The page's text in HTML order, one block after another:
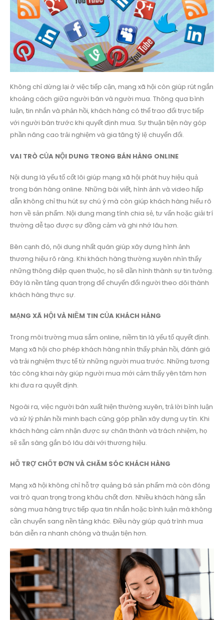
Không chỉ dừng lại ở việc tiếp cận, mạng xã hội còn giúp rút ngắn
khoảng cách giữa người bán và người mua. Thông qua bình
luận, tin nhắn và phản hồi, khách hàng có thể trao đổi trực tiếp
với người bán trước khi quyết định mua. Sự thuận tiện này góp
phần nâng cao trải nghiệm và gia tăng tỷ lệ chuyển đổi.
VAI TRÒ CỦA NỘI DUNG TRONG BÁN HÀNG ONLINE
Nội dung là yếu tố cốt lõi giúp mạng xã hội phát huy hiệu quả
trong bán hàng online. Những bài viết, hình ảnh và video hấp
dẫn không chỉ thu hút sự chú ý mà còn giúp khách hàng hiểu rõ
hơn về sản phẩm. Nội dung mang tính chia sẻ, tư vấn hoặc giải trí
thường dễ tạo được sự đồng cảm và ghi nhớ lâu hơn.
Bên cạnh đó, nội dung nhất quán giúp xây dựng hình ảnh
thương hiệu rõ ràng. Khi khách hàng thường xuyên nhìn thấy
những thông điệp quen thuộc, họ sẽ dần hình thành sự tin tưởng.
Đây là nền tảng quan trọng để chuyển đổi người theo dõi thành
khách hàng thực sự.
MẠNG XÃ HỘI VÀ NIỀM TIN CỦA KHÁCH HÀNG
Trong môi trường mua sắm online, niềm tin là yếu tố quyết định.
Mạng xã hội cho phép khách hàng nhìn thấy phản hồi, đánh giá
và trải nghiệm thực tế từ những người mua trước. Những tương
tác công khai này giúp người mua mới cảm thấy yên tâm hơn
khi đưa ra quyết định.
Ngoài ra, việc người bán xuất hiện thường xuyên, trả lời bình luận
và xử lý phản hồi minh bạch cũng góp phần xây dựng uy tín. Khi
khách hàng cảm nhận được sự chân thành và trách nhiệm, họ
sẽ sẵn sàng gắn bó lâu dài với thương hiệu.
HỖ TRỢ CHỐT ĐƠN VÀ CHĂM SÓC KHÁCH HÀNG
Mạng xã hội không chỉ hỗ trợ quảng bá sản phẩm mà còn đóng
vai trò quan trọng trong khâu chốt đơn. Nhiều khách hàng sẵn
sàng mua hàng trực tiếp qua tin nhắn hoặc bình luận mà không
cần chuyển sang nền tảng khác. Điều này giúp quá trình mua
bán diễn ra nhanh chóng và thuận tiện hơn.